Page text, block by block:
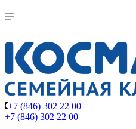
+7 (846) 302 22 00
+7 (846) 302 22 00